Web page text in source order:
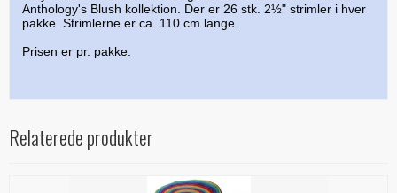
Anthology's Blush kollektion. Der er 26 stk. 2½" strimler i hver
pakke. Strimlerne er ca. 110 cm lange.
Prisen er pr. pakke.
Relaterede produkter